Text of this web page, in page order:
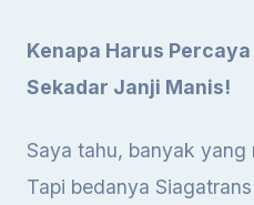
Kenapa Harus
Sekadar Janji Manis!
Saya tahu, banyak
Tapi bedanya